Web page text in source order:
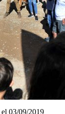
el 03/09/2019